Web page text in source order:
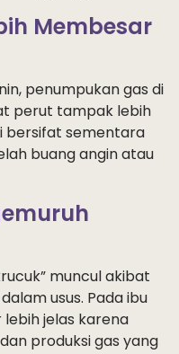
Membesar
penumpukan gas di
perut tampak lebih
bersifat sementara
buang angin atau
muncul akibat
usus. Pada ibu
jelas karena
produksi gas yang